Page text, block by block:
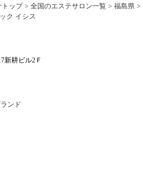
トップ > 全国のエステサロン一覧 > 福島県 >
ク イシス
新耕ビル2Ｆ
ンド